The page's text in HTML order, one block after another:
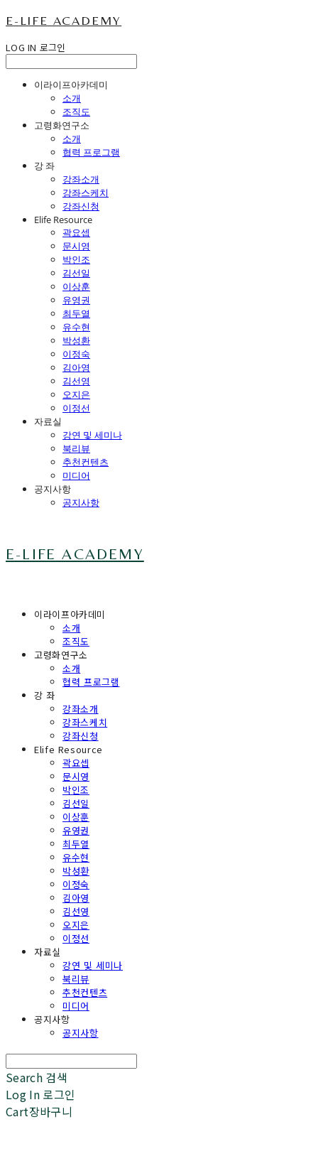
E-LIFE ACADEMY
LOG IN 로그인
이라이프아카데미
소개
조직도
고령화연구소
소개
협력 프로그램
강 좌
강좌소개
강좌스케치
강좌신청
Elife Resource
곽요셉
문시영
박인조
김선일
이상훈
유영권
최두열
유수현
박성환
이정숙
김아영
김선영
오지은
이정선
자료실
강연 및 세미나
북리뷰
추천컨텐츠
미디어
공지사항
공지사항
E-LIFE ACADEMY
이라이프아카데미
소개
조직도
고령화연구소
소개
협력 프로그램
강 좌
강좌소개
강좌스케치
강좌신청
Elife Resource
곽요셉
문시영
박인조
김선일
이상훈
유영권
최두열
유수현
박성환
이정숙
김아영
김선영
오지은
이정선
자료실
강연 및 세미나
북리뷰
추천컨텐츠
미디어
공지사항
공지사항
Search 검색
Log In 로그인
Cart장바구니